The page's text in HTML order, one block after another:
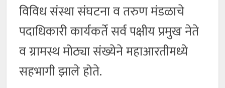
विविध संस्था संघटना व तरुण मंडळाचे
पदाधिकारी कार्यकर्ते सर्व पक्षीय प्रमुख नेते
व ग्रामस्थ मोठ्या संख्येने महाआरतीमध्ये
सहभागी झाले होते.